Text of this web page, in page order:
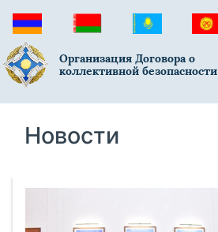
Организация Договора о
коллективной безопасности
Новости